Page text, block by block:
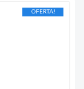
OFERTA!